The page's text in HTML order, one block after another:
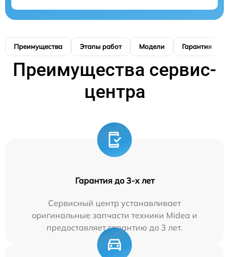
Преимущества Этапы работ Модели Гарантия
Преимущества сервис-
центра
Гарантия до 3-х лет
Сервисный центр устанавливает
оригинальные запчасти техники Midea и
предоставляет гарантию до 3 лет.